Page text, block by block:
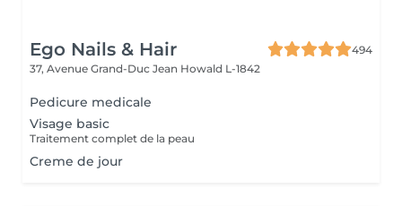
Ego Nails & Hair
494
37, Avenue Grand-Duc Jean Howald L-1842
Pedicure medicale
Visage basic
Traitement complet de la peau
Creme de jour